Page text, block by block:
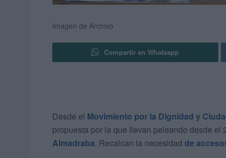
Imagen de Archivo
Compartir en Whatsapp
Desde el Movimiento por la Dignidad y
propuesta por la que llevan peleando desde el
Almadraba. Recalcan la necesidad de